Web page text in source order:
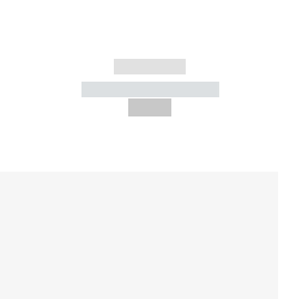
------------
----------- -----------